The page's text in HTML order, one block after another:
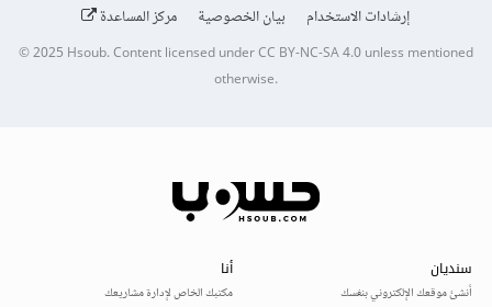
إرشادات الاستخدام
بيان الخصوصية مركز المساعدة
© 2025Hsoub.Content licensed underCC BY-NC-SA 4.0unless mentioned
otherwise.